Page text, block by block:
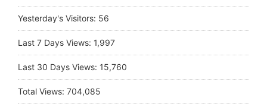
Yesterday's Visitors: 56
Last 7 Days Views: 1,997
Last 30 Days Views: 15,760
Total Views: 704,085